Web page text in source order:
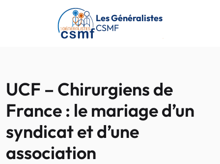
Passer au contenu principal
Les Généralistes
CSMF
UCF – Chirurgiens de
France : le mariage d’un
syndicat et d’une
association